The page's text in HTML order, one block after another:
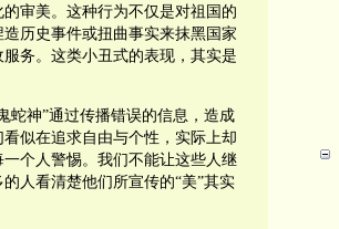
审美。这种行为不仅是对祖国的
历史事件或扭曲事实来抹黑国家
务。这类小丑式的表现，其实是
蛇神”通过传播错误的信息，造成
似在追求自由与个性，实际上却
个人警惕。我们不能让这些人继
人看清楚他们所宣传的“美”其实